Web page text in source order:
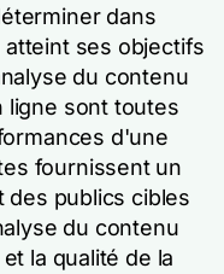
dans
atteint ses objectifs
du contenu
ligne sont toutes
d'une
fournissent un
des publics cibles
du contenu
la qualité de la